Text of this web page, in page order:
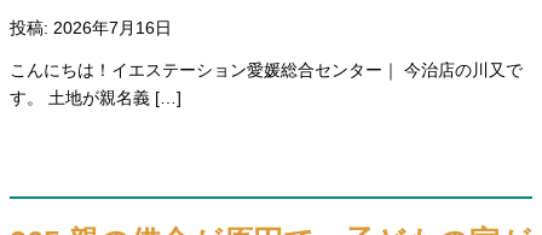
投稿: 2026年7月16日
こんにちは！イエステーション愛媛総合センター｜ 今治店の川又で
す。 土地が親名義 […]